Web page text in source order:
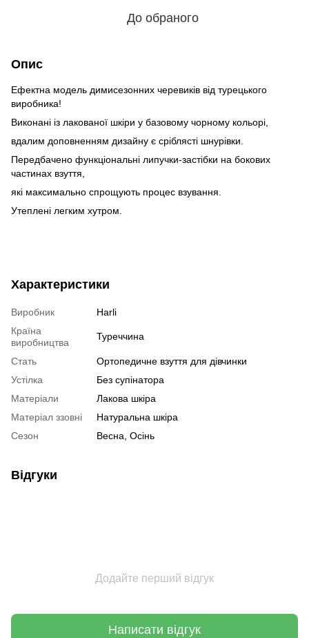
До обраного
Опис
Ефектна модель димисезонних черевиків від турецького
виробника!
Виконані із лакованої шкіри у базовому чорному кольорі,
вдалим доповненням дизайну є сріблясті шнурівки.
Передбачено функціональні липучки-застібки на бокових
частинах взуття,
які максимально спрощують процес взування.
Утеплені легким хутром.
Характеристики
Виробник
Harli
Країна
виробництва
Туреччина
Стать
Ортопедичне взуття для дівчинки
Устілка
Без супінатора
Матеріали
Лакова шкіра
Матеріал ззовні
Натуральна шкіра
Сезон
Весна, Осінь
Відгуки
Додайте перший відгук
Написати відгук